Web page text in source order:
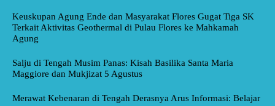
Keuskupan Agung Ende dan Masyarakat Flores Gugat Tiga SK
Terkait Aktivitas Geothermal di Pulau Flores ke Mahkamah
Agung
Salju di Tengah Musim Panas: Kisah Basilika Santa Maria
Maggiore dan Mukjizat 5 Agustus
Merawat Kebenaran di Tengah Derasnya Arus Informasi: Belajar